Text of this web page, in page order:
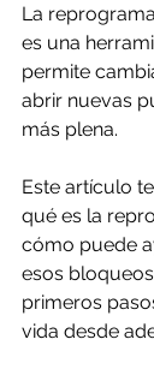
La
es una
permite
abrir nuevas
más plena.
Este artículo
qué es la
cómo puede
esos
primeros
vida desde